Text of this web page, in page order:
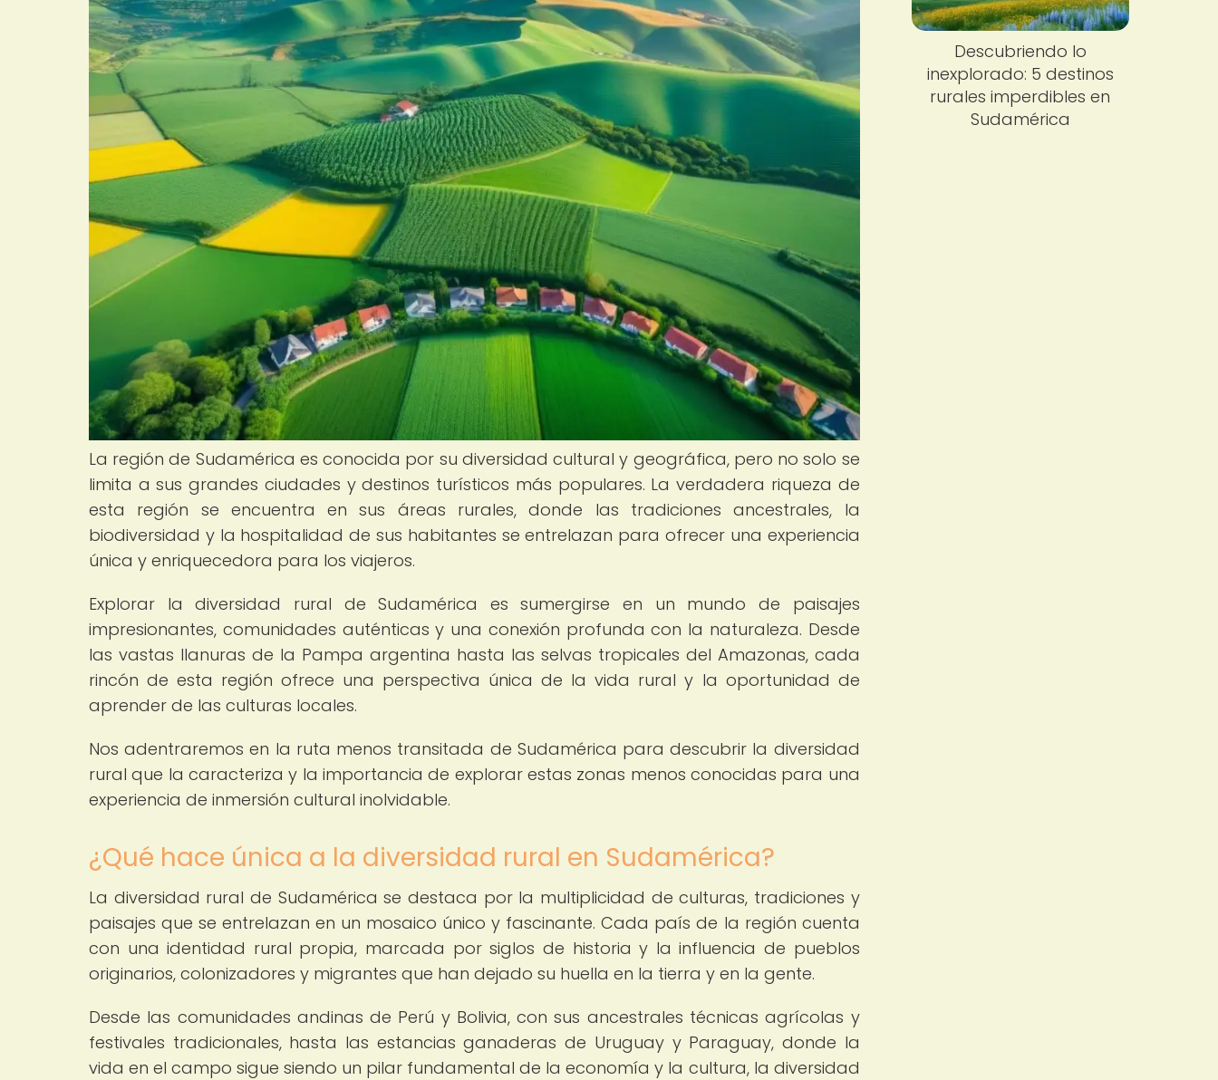
La región de Sudamérica es conocida por su diversidad cultural y geográfica, pero no solo se
limita a sus grandes ciudades y destinos turísticos más populares. La verdadera riqueza de
esta región se encuentra en sus áreas rurales, donde las tradiciones ancestrales, la
biodiversidad y la hospitalidad de sus habitantes se entrelazan para ofrecer una experiencia
única y enriquecedora para los viajeros.
Explorar la diversidad rural de Sudamérica es sumergirse en un mundo de paisajes
impresionantes, comunidades auténticas y una conexión profunda con la naturaleza. Desde
las vastas llanuras de la Pampa argentina hasta las selvas tropicales del Amazonas, cada
rincón de esta región ofrece una perspectiva única de la vida rural y la oportunidad de
aprender de las culturas locales.
Nos adentraremos en la ruta menos transitada de Sudamérica para descubrir la diversidad
rural que la caracteriza y la importancia de explorar estas zonas menos conocidas para una
experiencia de inmersión cultural inolvidable.
¿Qué hace única a la diversidad rural en Sudamérica?
La diversidad rural de Sudamérica se destaca por la multiplicidad de culturas, tradiciones y
paisajes que se entrelazan en un mosaico único y fascinante. Cada país de la región cuenta
con una identidad rural propia, marcada por siglos de historia y la influencia de pueblos
originarios, colonizadores y migrantes que han dejado su huella en la tierra y en la gente.
Desde las comunidades andinas de Perú y Bolivia, con sus ancestrales técnicas agrícolas y
festivales tradicionales, hasta las estancias ganaderas de Uruguay y Paraguay, donde la
vida en el campo sigue siendo un pilar fundamental de la economía y la cultura, la diversidad
Descubriendo lo
inexplorado: 5 destinos
rurales imperdibles en
Sudamérica